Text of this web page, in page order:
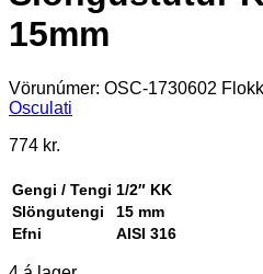
15mm
Vörunúmer: OSC-1730602
Osculati
774 kr.
Gengi / Tengi 1/2″ KK
Slöngutengi
15 mm
Efni
AISI 316